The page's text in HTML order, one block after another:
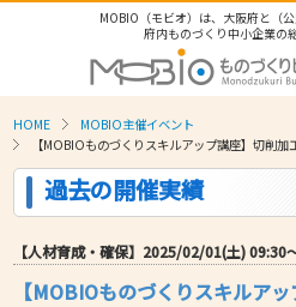
MOBIO（モビオ）は、大阪府と（
府内ものづくり中小企業の
HOME
MOBIO主催イベント
【MOBIOものづくりスキルアップ講座】切削加
過去の開催実績
【人材育成・確保】2025/02/01(土)
【MOBIOものづくりスキルア